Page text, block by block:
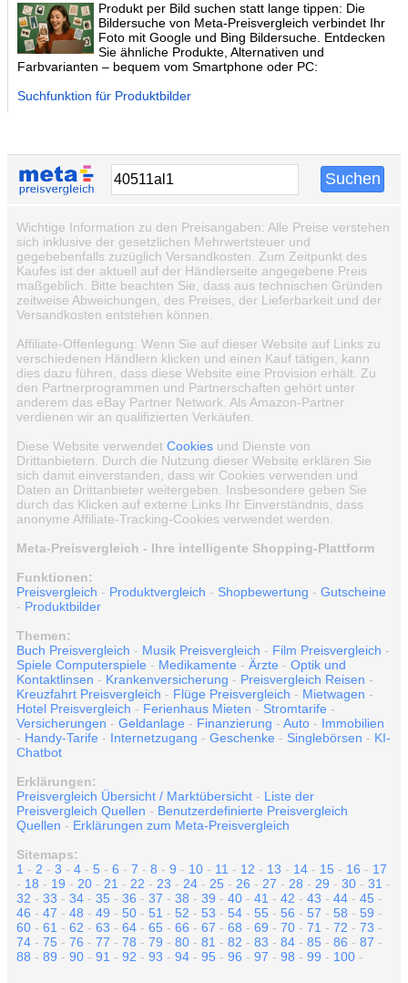
Produkt per Bild suchen statt lange tippen: Die
Bildersuche von Meta-Preisvergleich verbindet Ihr
Foto mit Google und Bing Bildersuche. Entdecken
Sie ähnliche Produkte, Alternativen und
Farbvarianten – bequem vom Smartphone oder PC:
Suchfunktion für Produktbilder
Wichtige Information zu den Preisangaben: Alle Preise verstehen
sich inklusive der gesetzlichen Mehrwertsteuer und
gegebebenfalls zuzüglich Versandkosten. Zum Zeitpunkt des
Kaufes ist der aktuell auf der Händlerseite angegebene Preis
maßgeblich. Bitte beachten Sie, dass aus technischen Gründen
zeitweise Abweichungen, des Preises, der Lieferbarkeit und der
Versandkosten entstehen können.
Affiliate-Offenlegung: Wenn Sie auf dieser Website auf Links zu
verschiedenen Händlern klicken und einen Kauf tätigen, kann
dies dazu führen, dass diese Website eine Provision erhält. Zu
den Partnerprogrammen und Partnerschaften gehört unter
anderem das eBay Partner Network. Als Amazon-Partner
verdienen wir an qualifizierten Verkäufen.
Diese Website verwendet Cookies und Dienste von
Drittanbietern. Durch die Nutzung dieser Website erklären Sie
sich damit einverstanden, dass wir Cookies verwenden und
Daten an Drittanbieter weitergeben. Insbesondere geben Sie
durch das Klicken auf externe Links Ihr Einverständnis, dass
anonyme Affiliate-Tracking-Cookies verwendet werden.
Meta-Preisvergleich - Ihre intelligente Shopping-Plattform
Funktionen:
Preisvergleich - Produktvergleich - Shopbewertung - Gutscheine
- Produktbilder
Themen:
Buch Preisvergleich - Musik Preisvergleich - Film Preisvergleich -
Spiele Computerspiele - Medikamente - Ärzte - Optik und
Kontaktlinsen - Krankenversicherung - Preisvergleich Reisen -
Kreuzfahrt Preisvergleich - Flüge Preisvergleich - Mietwagen -
Hotel Preisvergleich - Ferienhaus Mieten - Stromtarife -
Versicherungen - Geldanlage - Finanzierung - Auto - Immobilien
- Handy-Tarife - Internetzugang - Geschenke - Singlebörsen - KI-
Chatbot
Erklärungen:
Preisvergleich Übersicht / Marktübersicht - Liste der
Preisvergleich Quellen - Benutzerdefinierte Preisvergleich
Quellen - Erklärungen zum Meta-Preisvergleich
Sitemaps:
1 - 2 - 3 - 4 - 5 - 6 - 7 - 8 - 9 - 10 - 11 - 12 - 13 - 14 - 15 - 16 - 17
- 18 - 19 - 20 - 21 - 22 - 23 - 24 - 25 - 26 - 27 - 28 - 29 - 30 - 31 -
32 - 33 - 34 - 35 - 36 - 37 - 38 - 39 - 40 - 41 - 42 - 43 - 44 - 45 -
46 - 47 - 48 - 49 - 50 - 51 - 52 - 53 - 54 - 55 - 56 - 57 - 58 - 59 -
60 - 61 - 62 - 63 - 64 - 65 - 66 - 67 - 68 - 69 - 70 - 71 - 72 - 73 -
74 - 75 - 76 - 77 - 78 - 79 - 80 - 81 - 82 - 83 - 84 - 85 - 86 - 87 -
88 - 89 - 90 - 91 - 92 - 93 - 94 - 95 - 96 - 97 - 98 - 99 - 100 -